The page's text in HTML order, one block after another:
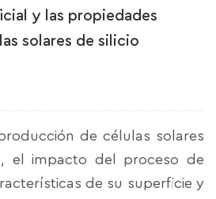
y las propiedades
solares de silicio
de células solares
el impacto del proceso de
de su superficie y